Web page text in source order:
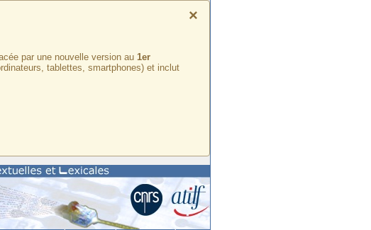
×
par une nouvelle version au 1er
tablettes, smartphones) et inclut